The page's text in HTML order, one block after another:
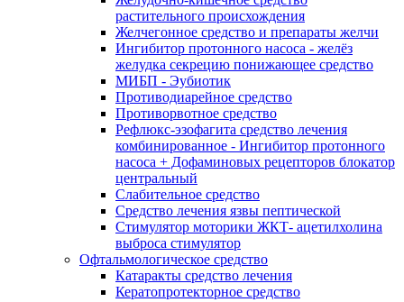
растительного происхождения
Желчегонное средство и препараты желчи
Ингибитор протонного насоса - желёз
желудка секрецию понижающее средство
МИБП - Эубиотик
Противодиарейное средство
Противорвотное средство
Рефлюкс-эзофагита средство лечения
комбинированное - Ингибитор протонного
насоса + Дофаминовых рецепторов блокатор
центральный
Слабительное средство
Средство лечения язвы пептической
Стимулятор моторики ЖКТ- ацетилхолина
выброса стимулятор
Офтальмологическое средство
Катаракты средство лечения
Кератопротекторное средство